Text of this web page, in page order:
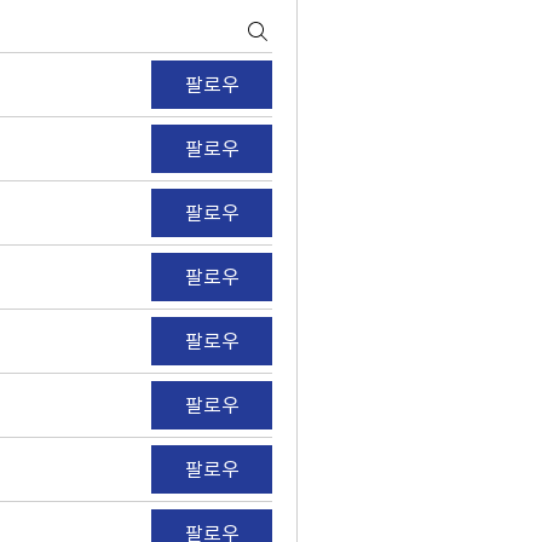
팔로우
팔로우
팔로우
팔로우
팔로우
팔로우
팔로우
팔로우